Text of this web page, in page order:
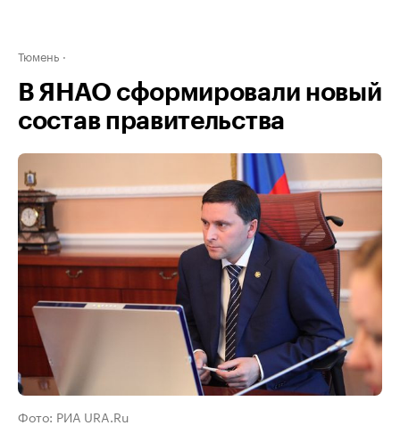
Тюмень
В ЯНАО сформировали новый
состав правительства
Фото: РИА URA.Ru